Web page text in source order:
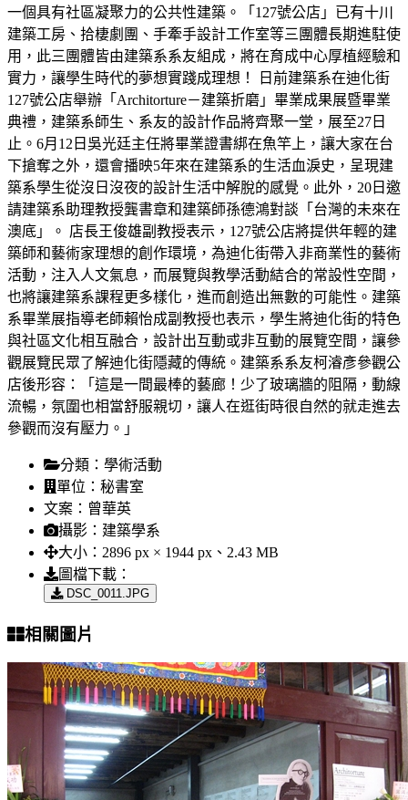
一個具有社區凝聚力的公共性建築。「127號公店」已有十川
建築工房、拾棲劇團、手牽手設計工作室等三團體長期進駐使
用，此三團體皆由建築系系友組成，將在育成中心厚植經驗和
實力，讓學生時代的夢想實踐成理想！ 日前建築系在迪化街
127號公店舉辦「Architorture－建築折磨」畢業成果展暨畢業
典禮，建築系師生、系友的設計作品將齊聚一堂，展至27日
止。6月12日吳光廷主任將畢業證書綁在魚竿上，讓大家在台
下搶奪之外，還會播映5年來在建築系的生活血淚史，呈現建
築系學生從沒日沒夜的設計生活中解脫的感覺。此外，20日邀
請建築系助理教授龔書章和建築師孫德鴻對談「台灣的未來在
澳底」。 店長王俊雄副教授表示，127號公店將提供年輕的建
築師和藝術家理想的創作環境，為迪化街帶入非商業性的藝術
活動，注入人文氣息，而展覽與教學活動結合的常設性空間，
也將讓建築系課程更多樣化，進而創造出無數的可能性。建築
系畢業展指導老師賴怡成副教授也表示，學生將迪化街的特色
與社區文化相互融合，設計出互動或非互動的展覽空間，讓參
觀展覽民眾了解迪化街隱藏的傳統。建築系系友柯濬彥參觀公
店後形容：「這是一間最棒的藝廊！少了玻璃牆的阻隔，動線
流暢，氛圍也相當舒服親切，讓人在逛街時很自然的就走進去
參觀而沒有壓力。」
分類： 學術活動
單位： 秘書室
文案： 曾華英
攝影： 建築學系
大小： 2896 px × 1944 px、2.43 MB
圖檔下載：
DSC_0011.JPG
相關圖片